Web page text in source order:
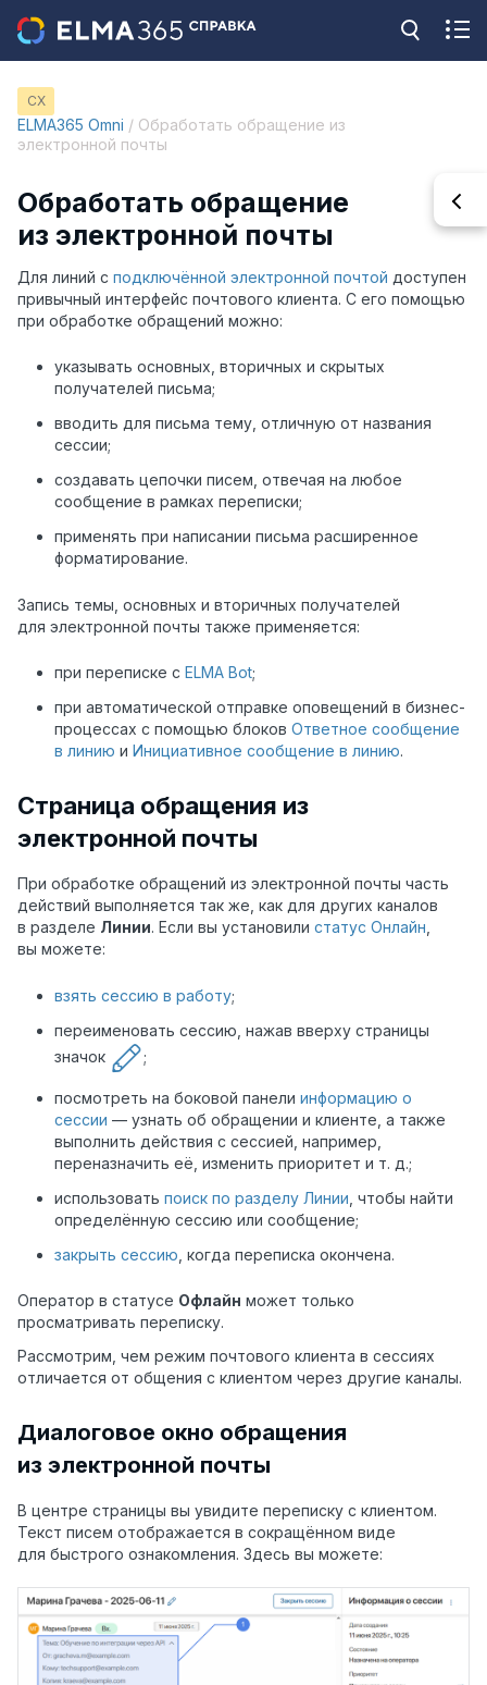
CX
ELMA365 Omni / Обработать обращение из
электронной почты
Обработать обращение
из электронной почты
Для линий с подключённой электронной почтой доступен
привычный интерфейс почтового клиента. С его помощью
при обработке обращений можно:
указывать основных, вторичных и скрытых
получателей письма;
вводить для письма тему, отличную от названия
сессии;
создавать цепочки писем, отвечая на любое
сообщение в рамках переписки;
применять при написании письма расширенное
форматирование.
Запись темы, основных и вторичных получателей
для электронной почты также применяется:
при переписке с ELMA Bot;
при автоматической отправке оповещений в бизнес-
процессах с помощью блоков Ответное сообщение
в линию и Инициативное сообщение в линию.
Страница обращения из
электронной почты
При обработке обращений из электронной почты часть
действий выполняется так же, как для других каналов
в разделе Линии. Если вы установили статус Онлайн
вы можете:
взять сессию в работу;
переименовать сессию, нажав вверху страницы
значок
;
посмотреть на боковой панели информацию о
сессии — узнать об обращении и клиенте, а также
выполнить действия с сессией, например,
переназначить её, изменить приоритет и т. д.;
использовать поиск по разделу Линии , чтобы найти
определённую сессию или сообщение;
закрыть сессию , когда переписка окончена.
Оператор в статусе Офлайн может только
просматривать переписку.
Рассмотрим, чем режим почтового клиента в сессиях
отличается от общения с клиентом через другие каналы.
Диалоговое окно обращения
из электронной почты
В центре страницы вы увидите переписку с клиентом.
Текст писем отображается в сокращённом виде
для быстрого ознакомления. Здесь вы можете: